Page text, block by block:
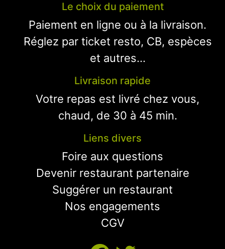
Le choix du paiement
Paiement en ligne ou à la livraison.
Réglez par ticket resto, CB, espèces
et autres...
Livraison rapide
Votre repas est livré chez vous,
chaud, de 30 à 45 min.
Liens divers
Foire aux questions
Devenir restaurant partenaire
Suggérer un restaurant
Nos engagements
CGV